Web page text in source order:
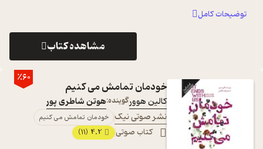
و به سمت در می‌ ...
توضیحات کامل
مشاهده کتاب
٪60
خودمان تمامش می کنیم
کالین هوورگوینده:هوتن شاطری پور
نشر صوتی نیک خودمان تمامش می کنیم
کتاب صوتی 4.2
(11)